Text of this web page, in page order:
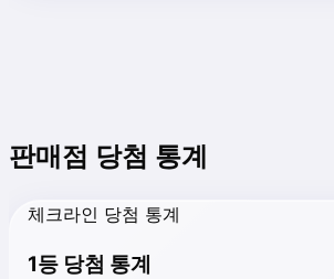
판매점 당첨 통계
체크라인 당첨 통계
1등 당첨 통계